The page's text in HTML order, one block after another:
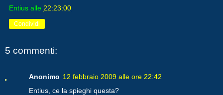
Entius alle 22:23:00
Condividi
5 commenti:
Anonimo 12 febbraio 2009 alle ore 22:42
Entius, ce la spieghi questa?